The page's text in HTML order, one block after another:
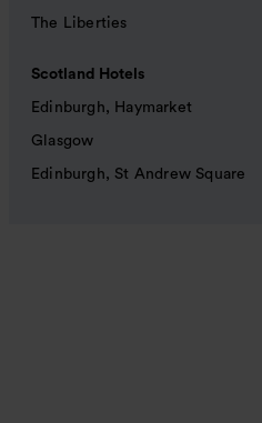
The Liberties
Scotland Hotels
Edinburgh, Haymarket
Glasgow
Edinburgh, St Andrew Square